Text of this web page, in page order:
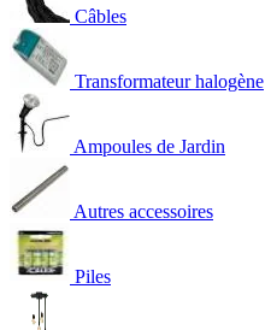
Câbles
Transformateur halogène
Ampoules de Jardin
Autres accessoires
Piles